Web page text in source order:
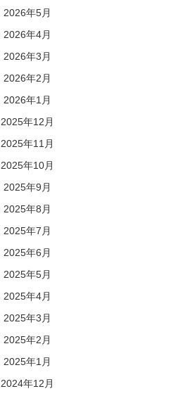
2026年5月
2026年4月
2026年3月
2026年2月
2026年1月
2025年12月
2025年11月
2025年10月
2025年9月
2025年8月
2025年7月
2025年6月
2025年5月
2025年4月
2025年3月
2025年2月
2025年1月
2024年12月